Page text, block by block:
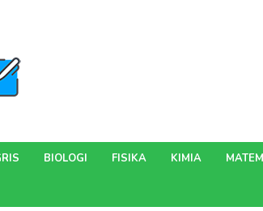
BIOLOGI FISIKA KIMIA